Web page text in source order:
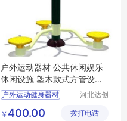
户外运动器材 公共休闲娱乐
休闲设施 塑木款式方管设施
加工
户外运动健身器材
河北达创
有限公司
￥ 400.00 拨打电话